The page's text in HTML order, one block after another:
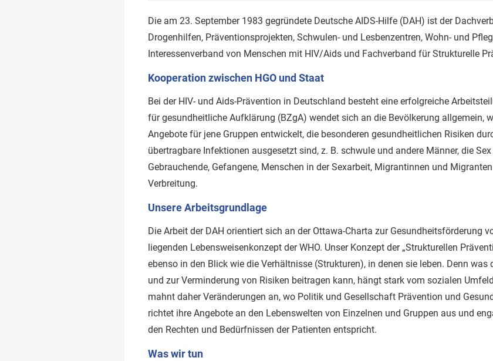
Die am 23. September 1983 gegründete Deutsche AIDS-Hilfe (DAH) ist der
Drogenhilfen, Präventionsprojekten, Schwulen- und Lesbenzentren, Wohn- und
Interessenverband von Menschen mit HIV/Aids und Fachverband für Strukturelle
Kooperation zwischen HGO und Staat
Bei der HIV- und Aids-Prävention in Deutschland besteht eine erfolgreiche
für gesundheitliche Aufklärung ­(BZgA) wendet sich an die Bevölkerung allgemein,
Angebote für jene Gruppen entwickelt, die besonderen gesundheitlichen Risiken
übertragbare Infektionen ausgesetzt sind, z. B. schwule und andere Männer, die
Gebrauchende, Gefangene, Menschen in der Sexarbeit, Migrantinnen und
Verbreitung.
Unsere Arbeitsgrundlage
Die Arbeit der DAH orientiert sich an der Ottawa-Charta zur Gesundheitsförderung
liegenden Lebensweisenkonzept der WHO. Unser Konzept der „Strukturellen
ebenso in den Blick wie die Verhältnisse (Strukturen), in denen sie leben. Denn was
und zur Verminderung von Risiken beitragen kann, hängt stark vom sozialen
mahnt daher Veränderungen an, wo Politik und Gesellschaft Prävention und
richtet ihre Angebote an den Lebenswelten von Einzelnen und Gruppen aus und
den Rechten und Bedürfnissen der Patienten entspricht.
Was wir tun